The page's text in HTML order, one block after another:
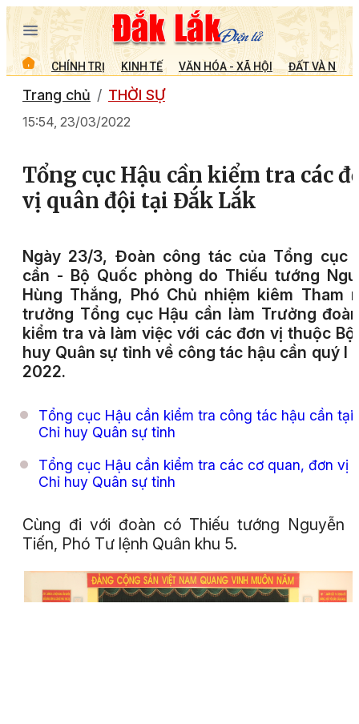
CHÍNH TRỊ KINH TẾ VĂN HÓA - XÃ HỘI ĐẤT VÀ
Trang chủ THỜI SỰ
15:54, 23/03/2022
Tổng cục Hậu cần kiểm tra các
vị quân đội tại Đắk Lắk
Ngày 23/3, Đoàn công tác của Tổng cục
cần - Bộ Quốc phòng do Thiếu tướng
Hùng Thắng, Phó Chủ nhiệm kiêm Tham
trưởng Tổng cục Hậu cần làm Trưởng
kiểm tra và làm việc với các đơn vị thuộc Bộ
huy Quân sự tỉnh về công tác hậu cần quý I
2022.
Tổng cục Hậu cần kiểm tra công tác hậu cần tại
Chỉ huy Quân sự tỉnh
Tổng cục Hậu cần kiểm tra các cơ quan, đơn vị
Chỉ huy Quân sự tỉnh
Cùng đi với đoàn có Thiếu tướng Nguyễn
Tiến, Phó Tư lệnh Quân khu 5.